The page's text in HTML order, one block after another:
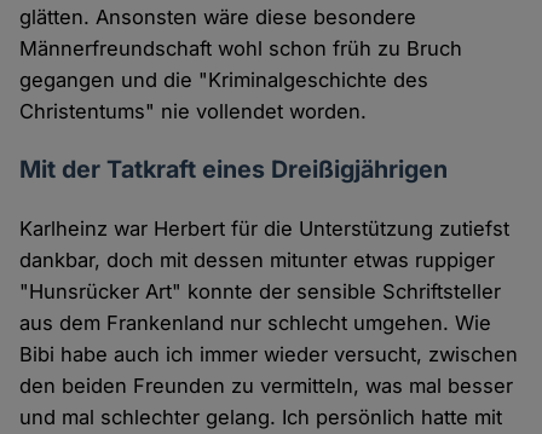
glätten. Ansonsten wäre diese besondere
Männerfreundschaft wohl schon früh zu Bruch
gegangen und die "Kriminalgeschichte des
Christentums" nie vollendet worden.
Mit der Tatkraft eines Dreißigjährigen
Karlheinz war Herbert für die Unterstützung zutiefst
dankbar, doch mit dessen mitunter etwas ruppiger
"Hunsrücker Art" konnte der sensible Schriftsteller
aus dem Frankenland nur schlecht umgehen. Wie
Bibi habe auch ich immer wieder versucht, zwischen
den beiden Freunden zu vermitteln, was mal besser
und mal schlechter gelang. Ich persönlich hatte mit